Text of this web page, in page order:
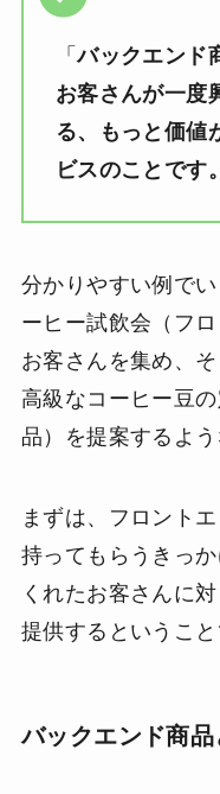
「バックエンド
お客さんが一度
る、もっと価値
ビスのことです。
分かりやすい例で
ーヒー試飲会（フ
お客さんを集め、
高級なコーヒー豆
品）を提案するよう
まずは、フロント
持ってもらうきっ
くれたお客さんに
提供するということ
バックエンド商品